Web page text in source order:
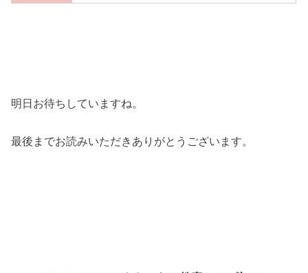
明日お待ちしていますね。
最後までお読みいただきありがとうございます。